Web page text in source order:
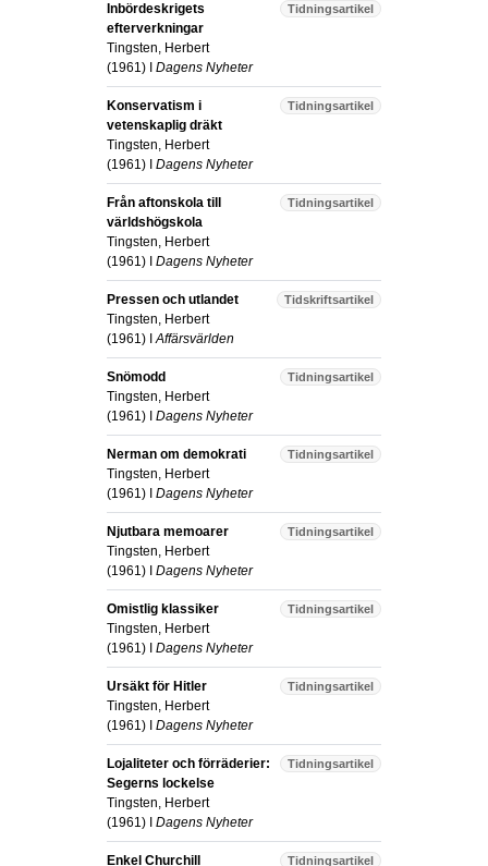
Tidningsartikel
Inbördeskrigets
efterverkningar
Tingsten, Herbert
(1961) I Dagens Nyheter
Tidningsartikel
Konservatism i
vetenskaplig dräkt
Tingsten, Herbert
(1961) I Dagens Nyheter
Tidningsartikel
Från aftonskola till
världshögskola
Tingsten, Herbert
(1961) I Dagens Nyheter
Tidskriftsartikel
Pressen och utlandet
Tingsten, Herbert
(1961) IAffärsvärlden
Tidningsartikel
Snömodd
Tingsten, Herbert
(1961) I Dagens Nyheter
Tidningsartikel
Nerman om demokrati
Tingsten, Herbert
(1961) I Dagens Nyheter
Tidningsartikel
Njutbara memoarer
Tingsten, Herbert
(1961) I Dagens Nyheter
Tidningsartikel
Omistlig klassiker
Tingsten, Herbert
(1961) I Dagens Nyheter
Tidningsartikel
Ursäkt för Hitler
Tingsten, Herbert
(1961) I Dagens Nyheter
Tidningsartikel
Lojaliteter och förräderier:
Segerns lockelse
Tingsten, Herbert
(1961) I Dagens Nyheter
Tidningsartikel
Enkel Churchill